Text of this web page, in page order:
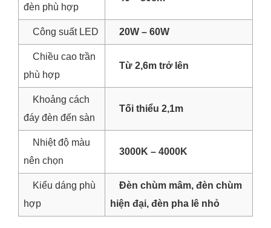
đèn phù hợp
Công suất LED 20W – 60W
Chiều cao trần
phù hợp
Từ 2,6m trở lên
Khoảng cách
đáy đèn đến sàn
Tối thiểu 2,1m
Nhiệt độ màu
nên chọn
3000K – 4000K
Kiểu dáng phù
hợp
Đèn chùm mâm, đèn chùm
hiện đại, đèn pha lê nhỏ